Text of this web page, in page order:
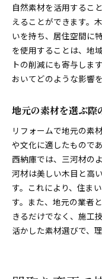
自然素材を活用するこ
えることができます。
いを持ち、居住空間に
を使用することは、地
トの削減にも寄与しま
おいてどのような影響
地元の素材を選ぶ際
リフォームで地元の素
や文化に適したもので
西納庫では、三河材の
河材は美しい木目と高
す。これにより、住ま
す。また、地元の業者
きるだけでなく、施工
活かした素材選びで、